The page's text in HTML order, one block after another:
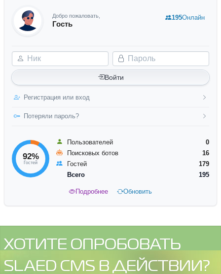
Добро пожаловать,
Гость
Ник Пароль
Войти
Регистрация или вход
Потеряли пароль?
195Онлайн
92%
Гостей
Пользователей
0
Поисковых ботов
16
Гостей
179
Всего
195
Подробнее Обновить
ХОТИТЕ ОПРОБОВАТЬ
SLAED CMS В ДЕЙСТВИИ?